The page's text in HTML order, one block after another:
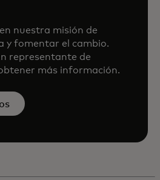
nuestra misión de
y fomentar el cambio.
representante de
más información.